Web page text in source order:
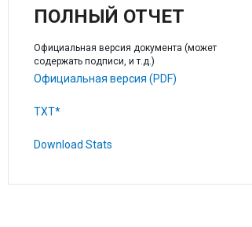
ПОЛНЫЙ ОТЧЕТ
Официальная версия документа (может
содержать подписи, и т.д.)
Официальная версия (PDF)
TXT*
Download Stats